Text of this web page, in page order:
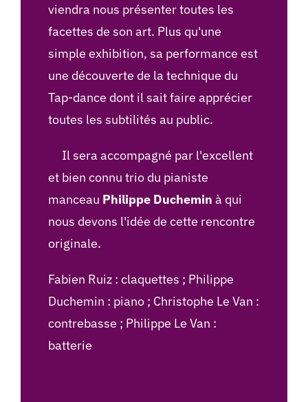
viendra nous présenter toutes les
facettes de son art. Plus qu'une
simple exhibition, sa performance est
une découverte de la technique du
Tap-dance dont il sait faire apprécier
toutes les subtilités au public.
Il sera accompagné par l'excellent
et bien connu trio du pianiste
manceau Philippe Duchemin à qui
nous devons l'idée de cette rencontre
originale.
Fabien Ruiz : claquettes ; Philippe
Duchemin : piano ; Christophe Le Van :
contrebasse ; Philippe Le Van :
batterie